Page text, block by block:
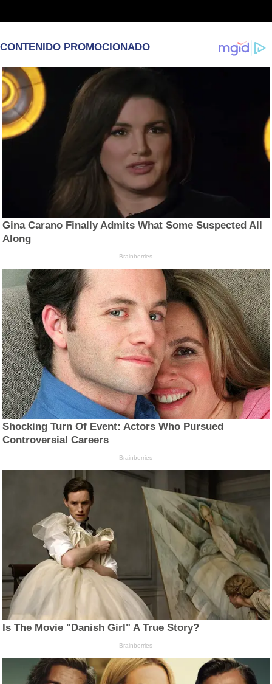
CONTENIDO PROMOCIONADO
Gina Carano Finally Admits What Some Suspected All
Along
Brainberries
Shocking Turn Of Event: Actors Who Pursued
Controversial Careers
Brainberries
Is The Movie "Danish Girl" A True Story?
Brainberries